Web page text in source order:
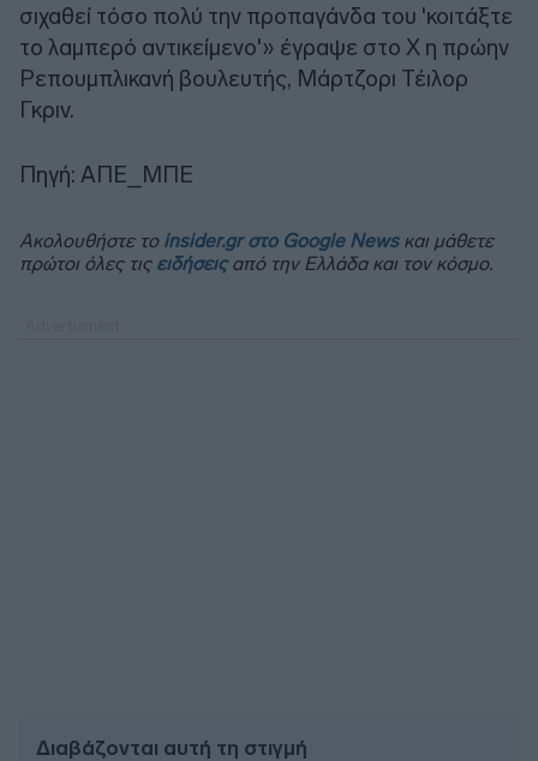
σιχαθεί τόσο πολύ την προπαγάνδα του 'κοιτάξτε
το λαμπερό αντικείμενο'» έγραψε στο X η πρώην
Ρεπουμπλικανή βουλευτής, Μάρτζορι Τέιλορ
Γκριν.
Πηγή: ΑΠΕ_ΜΠΕ
Ακολουθήστε το insider.gr στο Google Newsκαι μάθετε
πρώτοι όλες τις ειδήσειςαπό την Ελλάδα και τον κόσμο.
Διαβάζονται αυτή τη στιγμή